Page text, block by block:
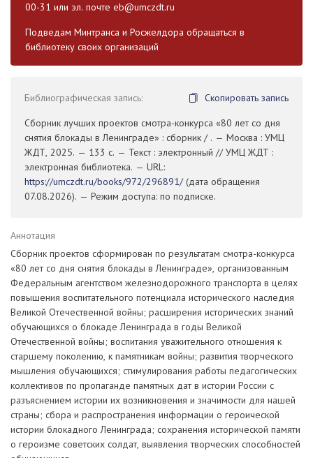
00-31 или эл. почте eb@umczdt.ru
Подведам Минтранса и Росжелдора обращаться в
библиотеку своих организаций
Библиографическая запись:
Скопировать запись
Сборник лучших проектов смотра-конкурса «80 лет со дня
снятия блокады в Ленинграде» : сборник / . — Москва : УМЦ
ЖДТ, 2025. — 133 с. — Текст : электронный // УМЦ ЖДТ :
электронная библиотека. — URL:
https://umczdt.ru/books/972/296891/(дата обращения
07.08.2026). — Режим доступа: по подписке.
Аннотация
Сборник проектов сформирован по результатам смотра-конкурса
«80 лет со дня снятия блокады в Ленинграде», организованным
Федеральным агентством железнодорожного транспорта в целях
повышения воспитательного потенциала исторического наследия
Великой Отечественной войны; расширения исторических знаний
обучающихся о блокаде Ленинграда в годы Великой
Отечественной войны; воспитания уважительного отношения к
старшему поколению, к памятникам войны; развития творческого
мышления обучающихся; стимулирования работы педагогических
коллективов по пропаганде памятных дат в истории России с
разъяснением истории их возникновения и значимости для нашей
страны; сбора и распространения информации о героической
истории блокадного Ленинграда; сохранения исторической памяти
о героизме советских солдат, выявления творческих способностей